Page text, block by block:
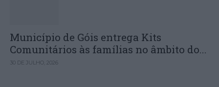
Município de Góis entrega Kits
Comunitários às famílias no âmbito do...
30 DE JULHO, 2026